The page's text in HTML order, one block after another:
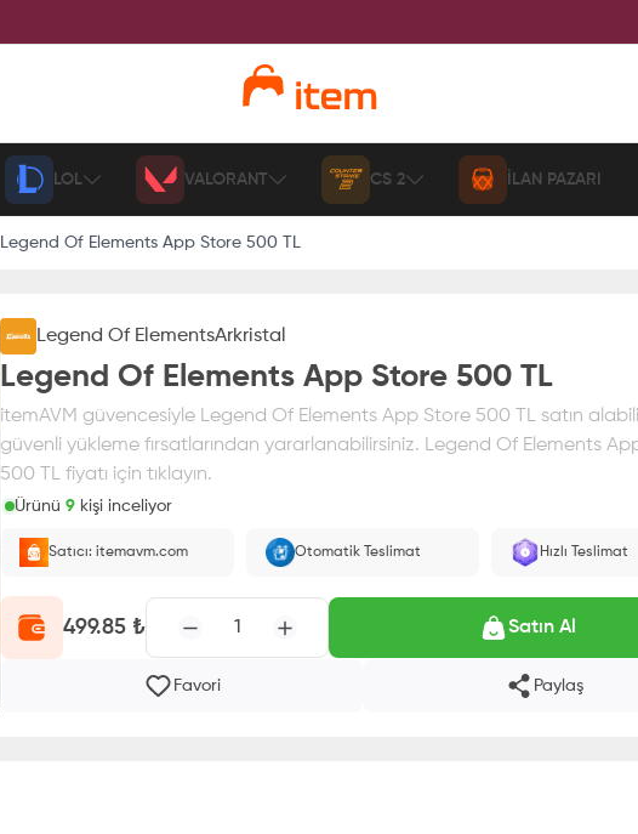
LOL VALORANT CS 2 İLAN PAZARI
Legend Of Elements App Store 500 TL
Legend Of ElementsArkristal
Legend Of Elements App Store 500 TL
itemAVM güvencesiyle Legend Of Elements App Store 500 TL satın
güvenli yükleme fırsatlarından yararlanabilirsiniz. Legend Of Elements
500 TL fiyatı için tıklayın.
Ürünü 9 kişi inceliyor
E-Pin olarak yüklenir.
Satıcı: itemavm.com Otomatik Teslimat Hızlı Teslimat
499.85 ₺ 1 Satın Al
Favori Paylaş